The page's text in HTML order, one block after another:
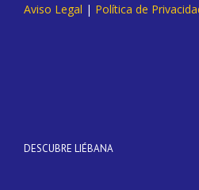
Aviso Legal | Política de
DESCUBRE LIÉBANA